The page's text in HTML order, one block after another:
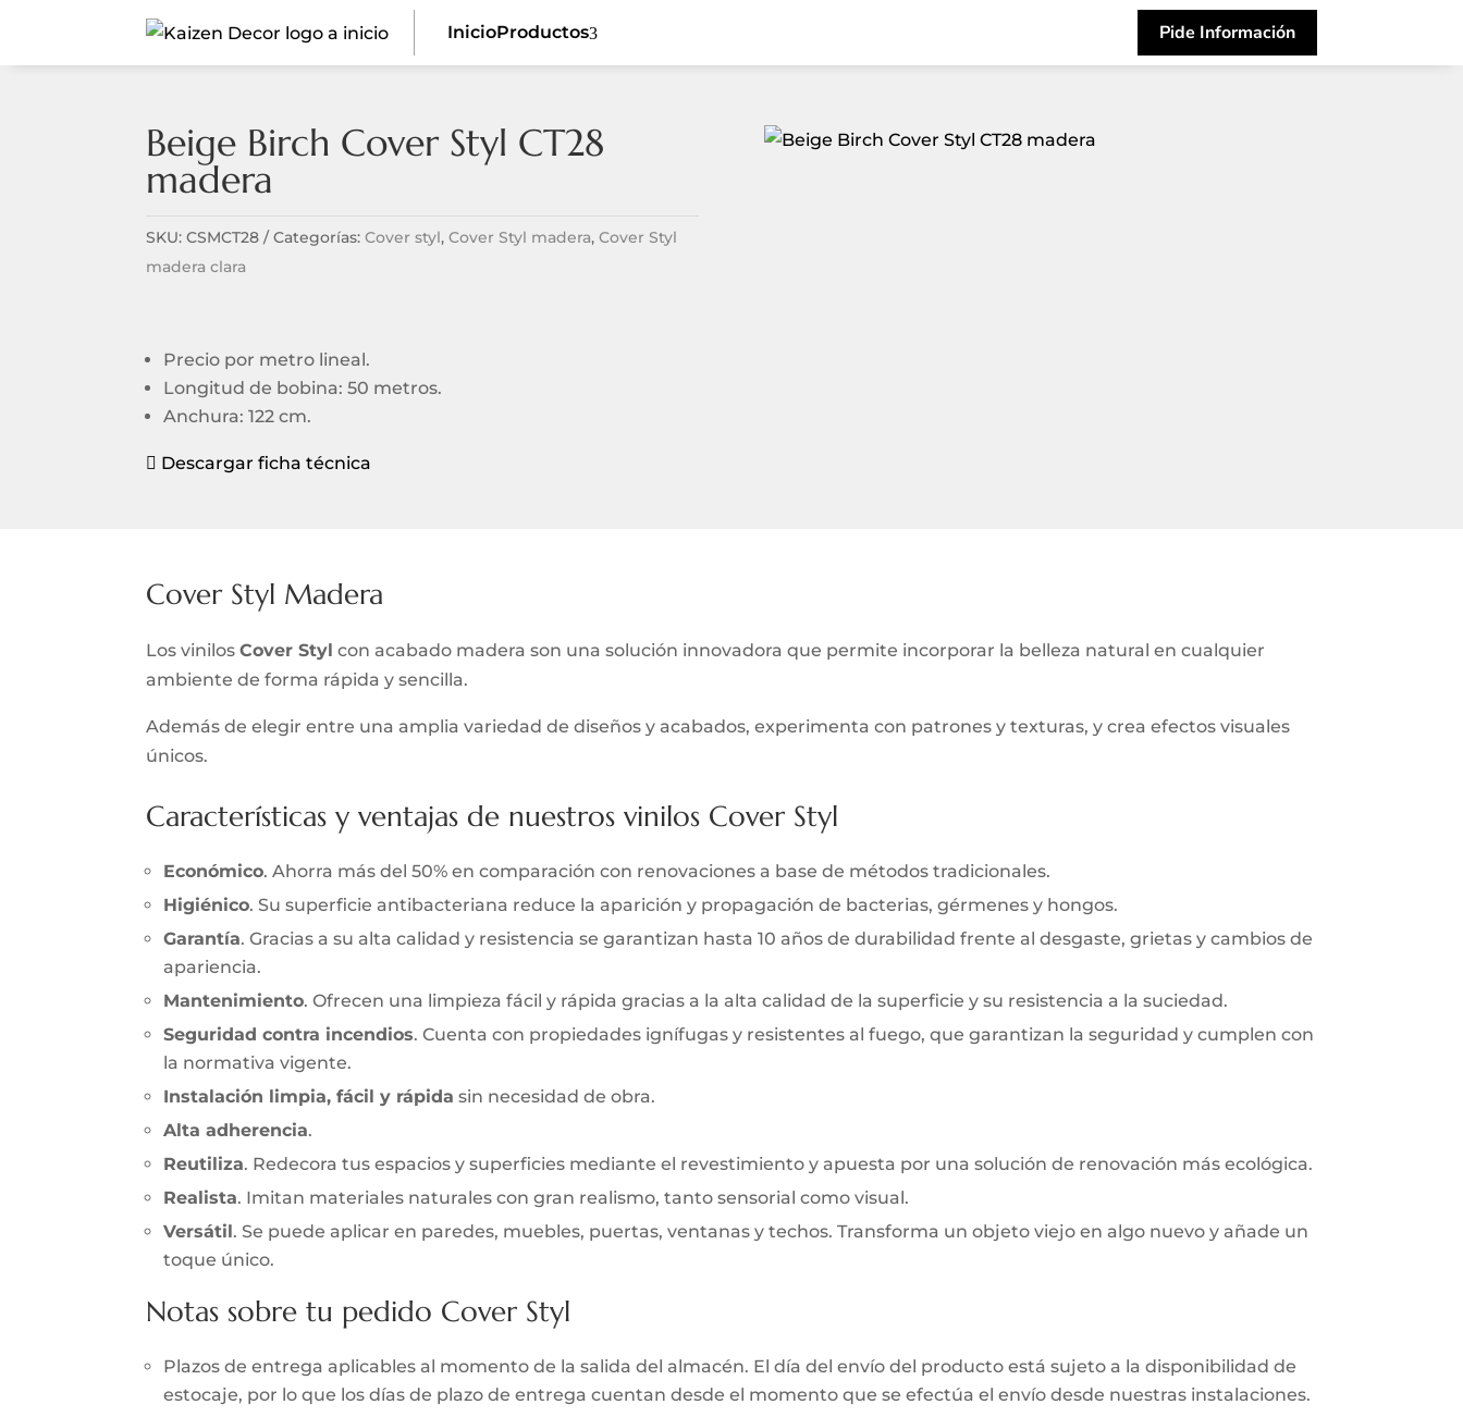
InicioProductos3
5
Listones de
Pide Información
Beige Birch Cover Styl CT28
madera
SKU:CSMCT28 Categorías:Cover styl,Cover Styl madera,Cover Styl
madera clara
Precio por metro lineal.
Longitud de bobina: 50 metros.
Anchura: 122 cm.
 Descargar ficha técnica
Cover Styl Madera
Los vinilosCover Styl con acabado madera son una solución innovadora que permite incorporar la belleza natural en cualquier
ambiente de forma rápida y sencilla.
Además de elegir entre una amplia variedad de diseños y acabados, experimenta con patrones y texturas, y crea efectos visuales
únicos.
Características y ventajas de nuestros vinilos Cover Styl
Económico. Ahorra más del 50% en comparación con renovaciones a base de métodos tradicionales.
Higiénico. Su superficie antibacteriana reduce la aparición y propagación de bacterias, gérmenes y hongos.
Garantía. Gracias a su alta calidad y resistencia se garantizan hasta 10 años de durabilidad frente al desgaste, grietas y cambios de
apariencia.
Mantenimiento. Ofrecen una limpieza fácil y rápida gracias a la alta calidad de la superficie y su resistencia a la suciedad.
Seguridad contra incendios. Cuenta con propiedades ignífugas y resistentes al fuego, que garantizan la seguridad y cumplen con
la normativa vigente.
Instalación limpia, fácil y rápida sin necesidad de obra.
Alta adherencia.
Reutiliza. Redecora tus espacios y superficies mediante el revestimiento y apuesta por una solución de renovación más ecológica.
Realista. Imitan materiales naturales con gran realismo, tanto sensorial como visual.
Versátil . Se puede aplicar en paredes, muebles, puertas, ventanas y techos. Transforma un objeto viejo en algo nuevo y añade un
toque único.
Notas sobre tu pedido Cover Styl
Plazos de entrega aplicables al momento de la salida del almacén. El día del envío del producto está sujeto a la disponibilidad de
estocaje, por lo que los días de plazo de entrega cuentan desde el momento que se efectúa el envío desde nuestras instalaciones.